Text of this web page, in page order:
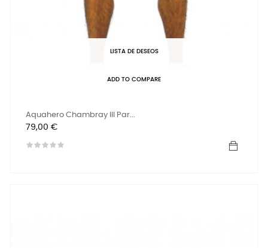
LISTA DE DESEOS
ADD TO COMPARE
Aquahero Chambray III Par...
Precio
79,00 €